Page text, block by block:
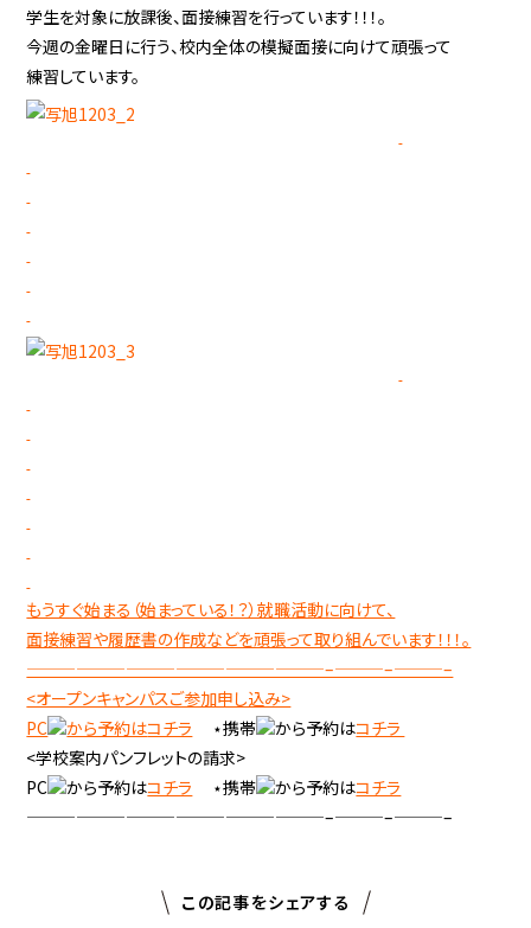
学生を対象に放課後、面接練習を行っています！！！。
今週の金曜日に行う、校内全体の模擬面接に向けて頑張って
練習しています。
もうすぐ始まる（始まっている！？）就職活動に向けて、
面接練習や履歴書の作成などを頑張って取り組んでいます！！！。
——————————————————–———–———–
<オープンキャンパスご参加申し込み>
PC
から予約はコチラ ⋆携帯 から予約はコチラ
<学校案内パンフレットの請求>
PC
から予約はコチラ ⋆携帯 から予約はコチラ
——————————————————–———–———–
この記事をシェアする